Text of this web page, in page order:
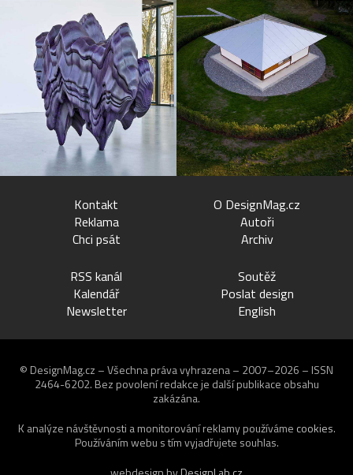
Kontakt
Reklama
Chci psát
O DesignMag.cz
Autoři
Archiv
RSS kanál
Kalendář
Newsletter
Soutěž
Poslat design
English
© DesignMag.cz – Všechna práva vyhrazena – 2007–2026 – ISSN
2464-6202. Bez povolení redakce je další publikace obsahu
zakázána.
K analýze návštěvnosti a monitorování reklamy používáme cookies.
Používáním webu s tím vyjadřujete souhlas.